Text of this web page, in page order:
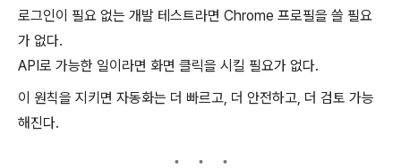
로그인이 필요 없는 개발 테스트라면 Chrome 프로필을 쓸 필요
가 없다.
API로 가능한 일이라면 화면 클릭을 시킬 필요가 없다.
이 원칙을 지키면 자동화는 더 빠르고, 더 안전하고, 더 검토 가능
해진다.